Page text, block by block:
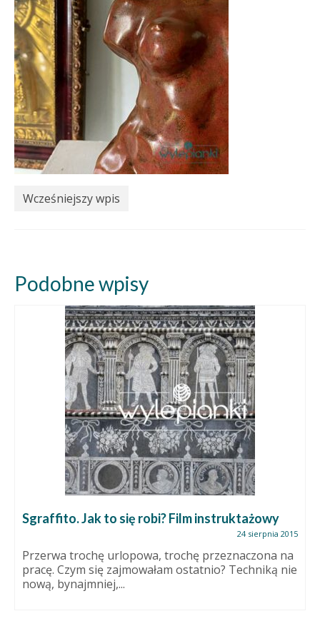
Wcześniejszy wpis
Podobne wpisy
Sgraffito. Jak to się robi? Film instruktażowy
24 sierpnia 2015
Przerwa trochę urlopowa, trochę przeznaczona na
pracę. Czym się zajmowałam ostatnio? Techniką nie
nową, bynajmniej,...